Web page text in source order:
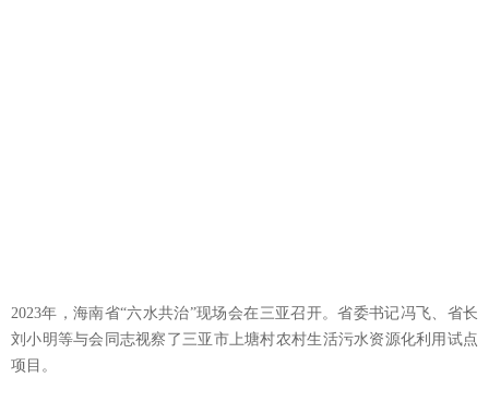
2023年，海南省“六水共治”现场会在三亚召开。省委书记冯飞、省长
刘小明等与会同志视察了三亚市上塘村农村生活污水资源化利用试点
项目。